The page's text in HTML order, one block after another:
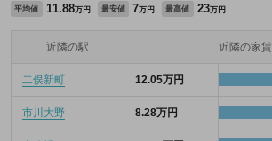
平均値 11.88万円 最安値 7万円 最高値 23万円
近隣の駅 近隣の家
二俣新町 12.05万円
市川大野 8.28万円